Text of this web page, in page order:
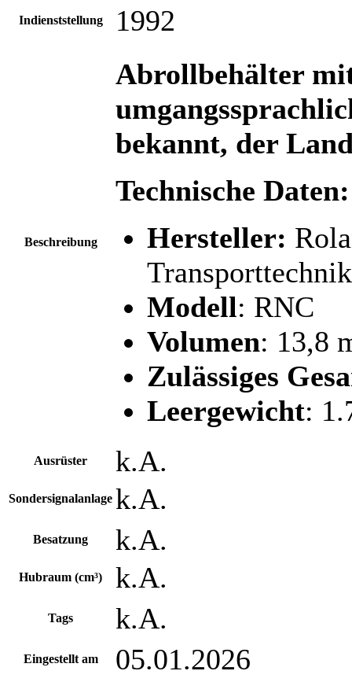
Indienststellung 1992
Beschreibung
Abrollbehälter
bekannt, der
Technische Daten:
Hersteller:
Transporttechnik
Modell: RNC
Volumen: 13,8
Zulässiges
Leergewicht:
Ausrüster k.A.
Sondersignalanlage k.A.
Besatzung k.A.
Hubraum (cm³) k.A.
Tags k.A.
Eingestellt am
05.01.2026